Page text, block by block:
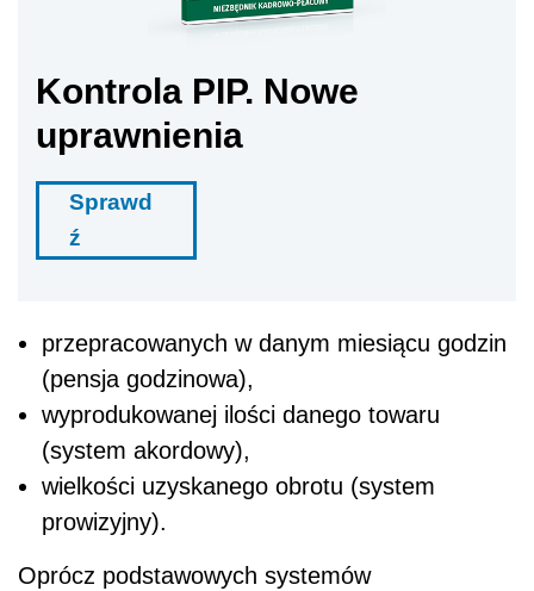
Kontrola PIP. Nowe
uprawnienia
Sprawd
ź
przepracowanych w danym miesiącu godzin
(pensja godzinowa),
wyprodukowanej ilości danego towaru
(system akordowy),
wielkości uzyskanego obrotu (system
prowizyjny).
Oprócz podstawowych systemów